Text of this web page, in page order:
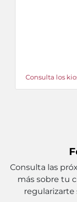
Consulta los
Consulta las
más sobre tu
regularizarte